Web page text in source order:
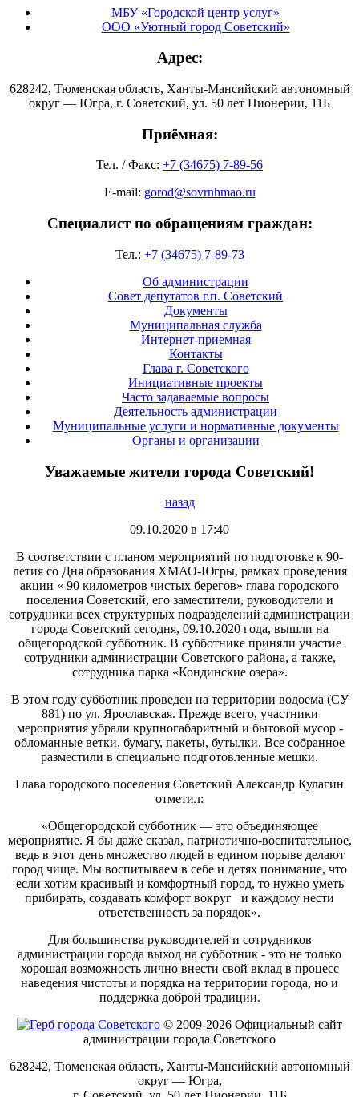
МБУ «Городской центр услуг»
ООО «Уютный город Советский»
Адрес:
628242, Тюменская область, Ханты-Мансийский автономный
округ — Югра, г. Советский, ул. 50 лет Пионерии, 11Б
Приёмная:
Тел. / Факс: +7 (34675) 7-89-56
E-mail: gorod@sovrnhmao.ru
Специалист по обращениям граждан:
Тел.: +7 (34675) 7-89-73
Об администрации
Совет депутатов г.п. Советский
Документы
Муниципальная служба
Интернет-приемная
Контакты
Глава г. Советского
Инициативные проекты
Часто задаваемые вопросы
Деятельность администрации
Муниципальные услуги и нормативные документы
Органы и организации
Уважаемые жители города Советский!
назад
09.10.2020 в 17:40
В соответствии с планом мероприятий по подготовке к 90-
летия со Дня образования ХМАО-Югры, рамках проведения
акции « 90 километров чистых берегов» глава городского
поселения Советский, его заместители, руководители и
сотрудники всех структурных подразделений администрации
города Советский сегодня, 09.10.2020 года, вышли на
общегородской субботник. В субботнике приняли участие
сотрудники администрации Советского района, а также,
сотрудника парка «Кондинские озера».
В этом году субботник проведен на территории водоема (СУ
881) по ул. Ярославская. Прежде всего, участники
мероприятия убрали крупногабаритный и бытовой мусор -
обломанные ветки, бумагу, пакеты, бутылки. Все собранное
разместили в специально подготовленные мешки.
Глава городского поселения Советский Александр Кулагин
отметил:
«Общегородской субботник — это объединяющее
мероприятие. Я бы даже сказал, патриотично-воспитательное,
ведь в этот день множество людей в едином порыве делают
город чище. Мы воспитываем в себе и детях понимание, что
если хотим красивый и комфортный город, то нужно уметь
прибирать, создавать комфорт вокруг и каждому нести
ответственность за порядок».
Для большинства руководителей и сотрудников
администрации города выход на субботник - это не только
хорошая возможность лично внести свой вклад в процесс
наведения чистоты и порядка на территории города, но и
поддержка доброй традиции.
© 2009-2026 Официальный сайт
администрации города Советского
628242, Тюменская область, Ханты-Мансийский автономный
округ — Югра,